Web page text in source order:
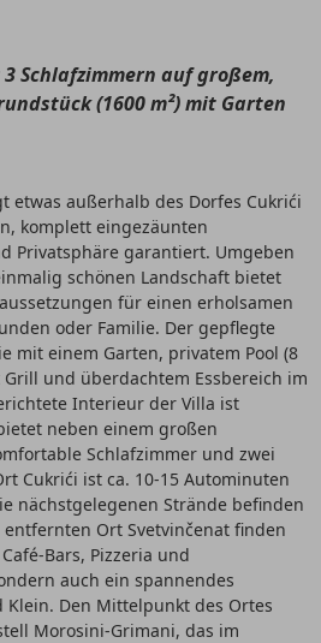
Schlafzimmern auf großem,
(1600 m²) mit Garten
etwas außerhalb des Dorfes Cukrići
komplett eingezäunten
Privatsphäre garantiert. Umgeben
schönen Landschaft bietet
für einen erholsamen
oder Familie. Der gepflegte
mit einem Garten, privatem Pool (8
und überdachtem Essbereich im
Interieur der Villa ist
neben einem großen
Schlafzimmer und zwei
Cukrići ist ca. 10-15 Autominuten
nächstgelegenen Strände befinden
Ort Svetvinčenat finden
Bars, Pizzeria und
auch ein spannendes
Den Mittelpunkt des Ortes
Morosini-Grimani, das im